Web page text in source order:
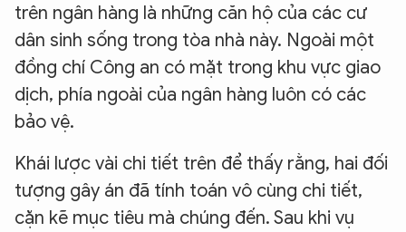
trên ngân hàng là những căn hộ của các cư
dân sinh sống trong tòa nhà này. Ngoài một
đồng chí Công an có mặt trong khu vực giao
dịch, phía ngoài của ngân hàng luôn có các
bảo vệ.
Khái lược vài chi tiết trên để thấy rằng, hai đối
tượng gây án đã tính toán vô cùng chi tiết,
cặn kẽ mục tiêu mà chúng đến. Sau khi vụ